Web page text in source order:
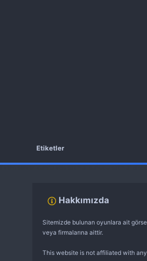
Etiketler
Hakkımızda
Sitemizde bulunan oyunlara ait
veya firmalarına aittir.
This website is not affiliated with